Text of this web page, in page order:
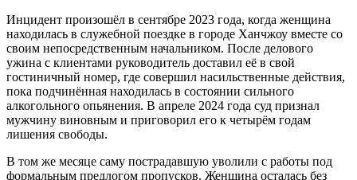
Инцидент произошёл в сентябре 2023 года, когда женщина
находилась в служебной поездке в городе Ханчжоу вместе со
своим непосредственным начальником. После делового
ужина с клиентами руководитель доставил её в свой
гостиничный номер, где совершил насильственные действия,
пока подчинённая находилась в состоянии сильного
алкогольного опьянения. В апреле 2024 года суд признал
мужчину виновным и приговорил его к четырём годам
лишения свободы.
В том же месяце саму пострадавшую уволили с работы под
формальным предлогом пропусков. Женщина осталась без